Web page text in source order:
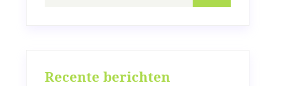
Recente berichten